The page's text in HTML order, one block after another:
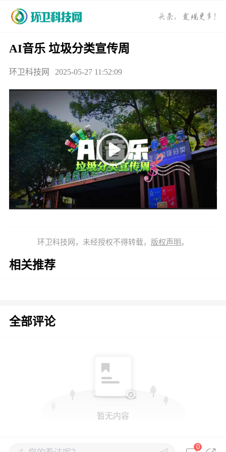
AI音乐 垃圾分类宣传周
环卫科技网 2025-05-27 11:52:09
环卫科技网，未经授权不得转载， 版权声明。
相关推荐
全部评论
暂无内容
0